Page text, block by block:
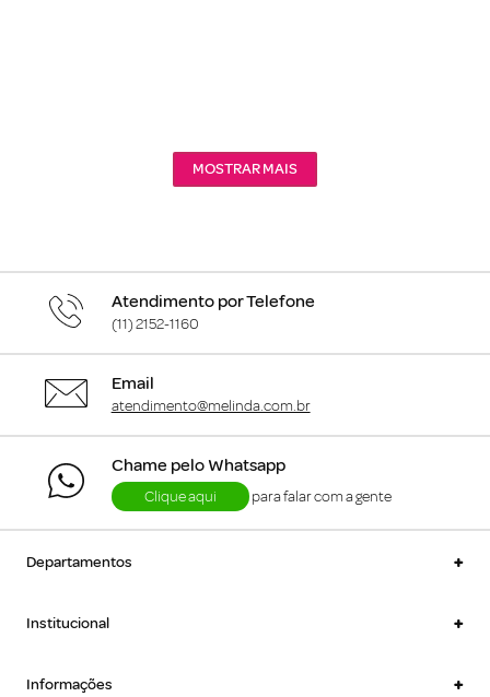
MOSTRAR MAIS
Atendimento por Telefone
(11) 2152-1160
Email
atendimento@melinda.com.br
Chame pelo Whatsapp
Clique aqui para falar com a gente
Departamentos +
Institucional +
Informações +